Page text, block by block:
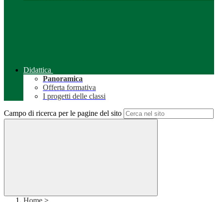
Didattica
Panoramica
Offerta formativa
I progetti delle classi
Campo di ricerca per le pagine del sito